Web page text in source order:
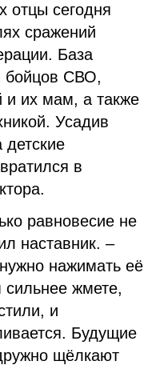
отцы сегодня
сражений
База
бойцов СВО,
и их мам, а также
Усадив
детские
в
равновесие не
наставник. –
нажимать её
жмете,
и
Будущие
щёлкают